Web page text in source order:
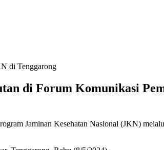
di Forum Komunikasi
Jaminan Kesehatan Nasional (JKN)